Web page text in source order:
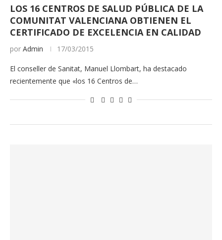
LOS 16 CENTROS DE SALUD PÚBLICA DE LA
COMUNITAT VALENCIANA OBTIENEN EL
CERTIFICADO DE EXCELENCIA EN CALIDAD
por Admin 17/03/2015
El conseller de Sanitat, Manuel Llombart, ha destacado
recientemente que «los 16 Centros de…